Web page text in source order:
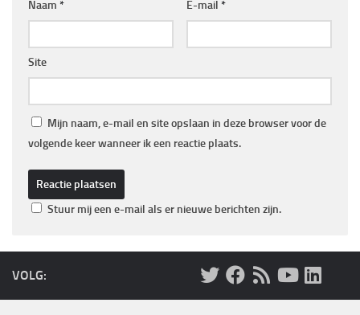
Naam * E-mail *
Site
Mijn naam, e-mail en site opslaan in deze browser voor de
volgende keer wanneer ik een reactie plaats.
Stuur mij een e-mail als er nieuwe berichten zijn.
VOLG: